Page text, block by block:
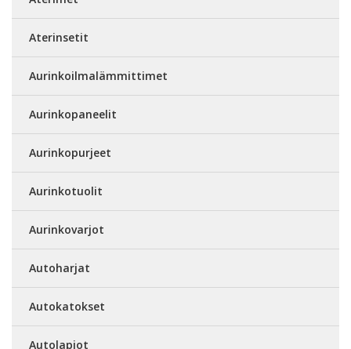
Aterinsetit
Aurinkoilmalämmittimet
Aurinkopaneelit
Aurinkopurjeet
Aurinkotuolit
Aurinkovarjot
Autoharjat
Autokatokset
Autolapiot